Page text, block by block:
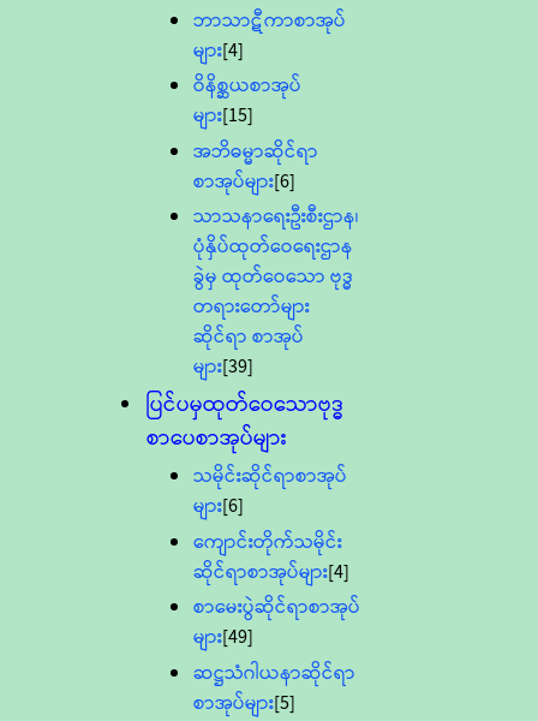
ဘာသာဋီကာစာအုပ်
များ[4]
ဝိနိစ္ဆယစာအုပ်
များ[15]
အဘိဓမ္မာဆိုင်ရာ
စာအုပ်များ[6]
သာသနာရေးဦးစီးဌာန၊
ပုံနှိပ်ထုတ်ဝေရေးဌာန
ခွဲမှ ထုတ်ဝေသော ဗုဒ္ဓ
တရားတော်များ
ဆိုင်ရာ စာအုပ်
များ[39]
ပြင်ပမှထုတ်ဝေသောဗုဒ္ဓ
စာပေစာအုပ်များ
သမိုင်းဆိုင်ရာစာအုပ်
များ[6]
ကျောင်းတိုက်သမိုင်း
ဆိုင်ရာစာအုပ်များ[4]
စာမေးပွဲဆိုင်ရာစာအုပ်
များ[49]
ဆဋ္ဌသံဂါယနာဆိုင်ရာ
စာအုပ်များ[5]